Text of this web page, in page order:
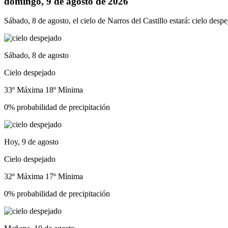
Sábado, 8 de agosto, el cielo de Narros del Castillo estará: cielo
Sábado, 8 de agosto
Cielo despejado
33º Máxima 18º Mínima
0% probabilidad de precipitación
Hoy, 9 de agosto
Cielo despejado
32º Máxima 17º Mínima
0% probabilidad de precipitación